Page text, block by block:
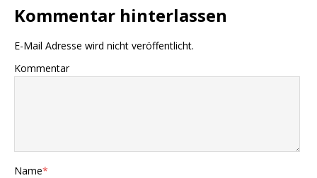
Kommentar hinterlassen
E-Mail Adresse wird nicht veröffentlicht.
Kommentar
Name*